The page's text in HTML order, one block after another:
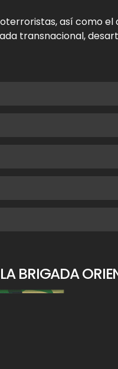
así como
transnacional,
BRIGADA